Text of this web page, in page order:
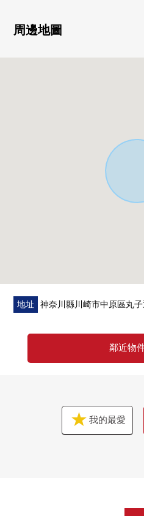
在顧客的各種各樣的要求(投
因為留意接受的敬重的營業
周邊地圖
地址 神奈川縣川崎市中原區丸子
鄰近物
我的最愛